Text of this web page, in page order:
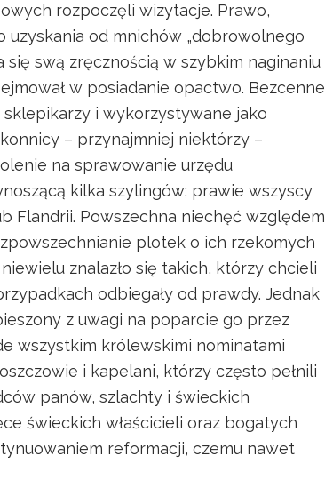
rozpoczęli wizytacje. Prawo,
uzyskania od mnichów „dobrowolnego
się swą zręcznością w szybkim naginaniu
w posiadanie opactwo. Bezcenne
i wykorzystywane jako
– przynajmniej niektórzy –
na sprawowanie urzędu
kilka szylingów; prawie wszyscy
Flandrii. Powszechna niechęć względem
plotek o ich rzekomych
znalazło się takich, którzy chcieli
odbiegały od prawdy. Jednak
z uwagi na poparcie go przez
wszystkim królewskimi nominatami
i kapelani, którzy często pełnili
panów, szlachty i świeckich
świeckich właścicieli oraz bogatych
reformacji, czemu nawet